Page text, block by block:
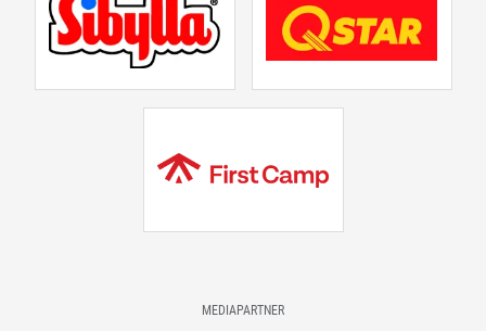
MEDIAPARTNER